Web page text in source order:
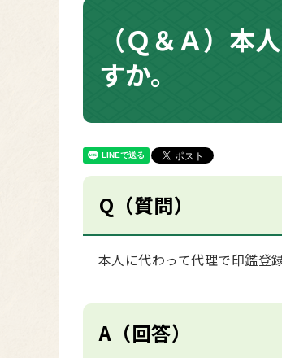
（Ｑ＆Ａ）本
すか。
Q（質問）
本人に代わって代理で印鑑登
A（回答）